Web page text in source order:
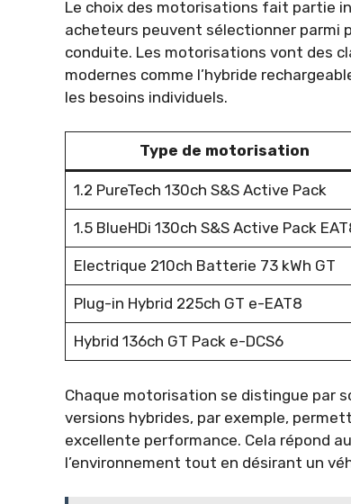
Le choix des motorisations fait partie
acheteurs peuvent sélectionner parmi
conduite. Les motorisations vont des
modernes comme l’hybride
les besoins individuels.
Type de motorisation
1.2 PureTech 130ch S&S Active Pack
1.5 BlueHDi 130ch S&S Active Pack
Electrique 210ch Batterie 73 kWh GT
Plug-in Hybrid 225ch GT e-EAT8
Hybrid 136ch GT Pack e-DCS6
Chaque motorisation se distingue par
versions hybrides, par exemple,
excellente performance. Cela répond
l’environnement tout en désirant un